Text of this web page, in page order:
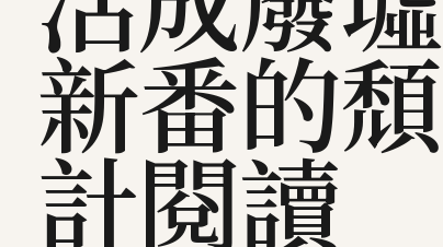
新番的
計閱讀